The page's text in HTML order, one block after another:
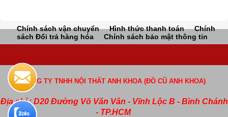
Chính sách vận chuyển Hình thức thanh toán
Chính
sách Đổi trả hàng hóa
Chính sách bảo mật thông tin
CÔNG TY TNHH NỘI THẤT ANH KHOA (ĐỒ CŨ ANH KHOA)
Địa chỉ : D20 Đường Võ Văn Vân - Vĩnh Lộc B - Bình Chánh
- TP.HCM